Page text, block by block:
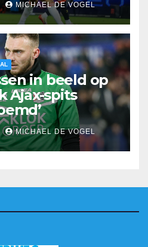
MICHAEL DE VOGEL
in beeld op
Ajax-spits
MICHAEL DE VOGEL